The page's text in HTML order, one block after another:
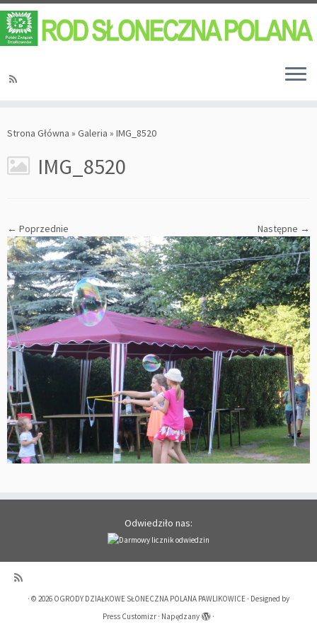
Strona Główna » Galeria » IMG_8520
IMG_8520
← Poprzednie Następne →
Odwiedziło nas:
· © 2026 OGRODY DZIAŁKOWE SŁONECZNA POLANA PAWLIKOWICE · Designed by
Press Customizr · Napędzany ·